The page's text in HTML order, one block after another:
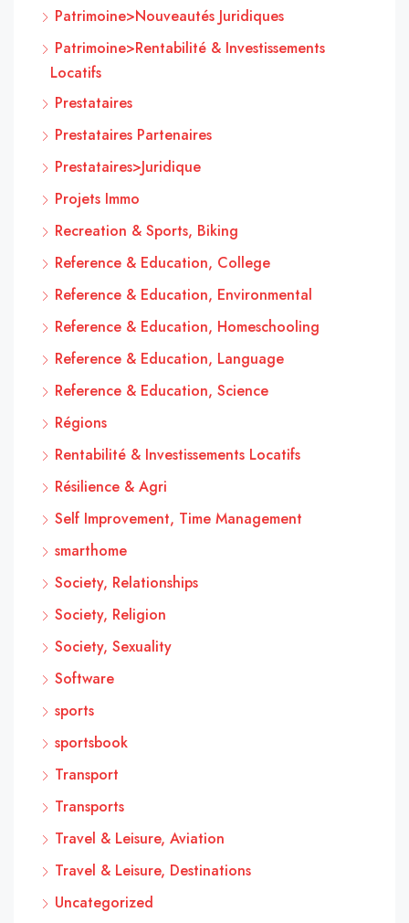
Patrimoine>Nouveautés Juridiques
Patrimoine>Rentabilité & Investissements
Locatifs
Prestataires
Prestataires Partenaires
Prestataires>Juridique
Projets Immo
Recreation & Sports, Biking
Reference & Education, College
Reference & Education, Environmental
Reference & Education, Homeschooling
Reference & Education, Language
Reference & Education, Science
Régions
Rentabilité & Investissements Locatifs
Résilience & Agri
Self Improvement, Time Management
smarthome
Society, Relationships
Society, Religion
Society, Sexuality
Software
sports
sportsbook
Transport
Transports
Travel & Leisure, Aviation
Travel & Leisure, Destinations
Uncategorized